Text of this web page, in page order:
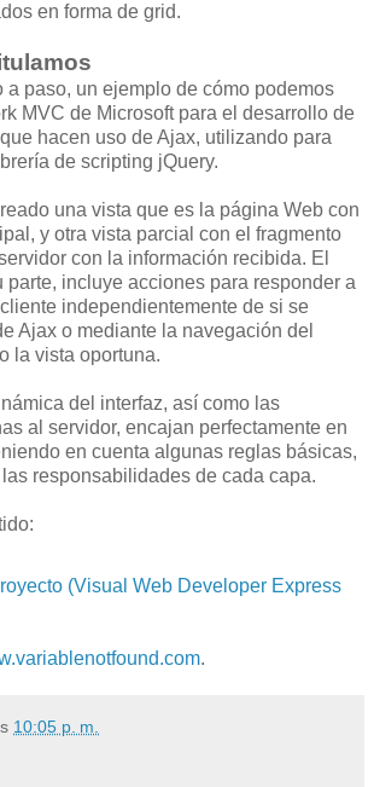
en forma de grid.
a paso, un ejemplo de cómo podemos
MVC de Microsoft para el desarrollo de
hacen uso de Ajax, utilizando para
de scripting jQuery.
una vista que es la página Web con
y otra vista parcial con el fragmento
con la información recibida. El
parte, incluye acciones para responder a
independientemente de si se
Ajax o mediante la navegación del
la vista oportuna.
del interfaz, así como las
al servidor, encajan perfectamente en
en cuenta algunas reglas básicas,
responsabilidades de cada capa.
(Visual Web Developer Express
.
10:05 p. m.